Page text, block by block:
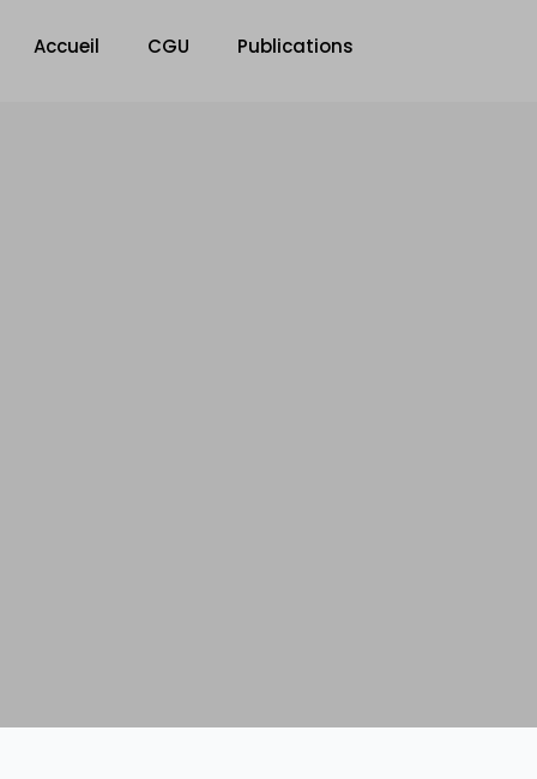
Accueil CGU Publications